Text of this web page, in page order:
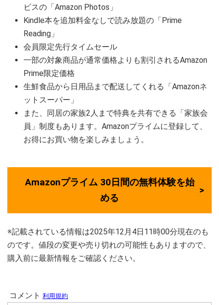
ビスの「Amazon Photos」
Kindle本を追加料金なしで読み放題の「Prime
Reading」
会員限定先行タイムセール
一部の対象商品が通常価格よりも割引されるAmazon
Prime限定価格
生鮮食品から日用品まで配送してくれる「Amazonネ
ットスーパー」
また、同居の家族2人まで特典を共有できる「家族会
員」制度もあります。Amazonプライムに登録して、
お得にお買い物を楽しみましょう。
Amazonプライム 30日間の無料体験を始
める
※記載されている情報は2025年12月4日11時00分現在のも
のです。値段の変更や売り切れの可能性もありますので、
購入前に最新情報をご確認ください。